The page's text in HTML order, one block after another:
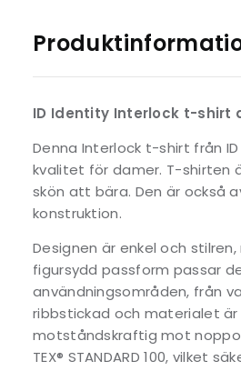
ID Identity Interlock t-shirt
Denna Interlock t-shirt från
kvalitet för damer. T-shirten
skön att bära. Den är också
konstruktion.
Designen är enkel och
figursydd passform passar
användningsområden, från
ribbstickad och materialet
motståndskraftig mot
TEX® STANDARD 100, vilket